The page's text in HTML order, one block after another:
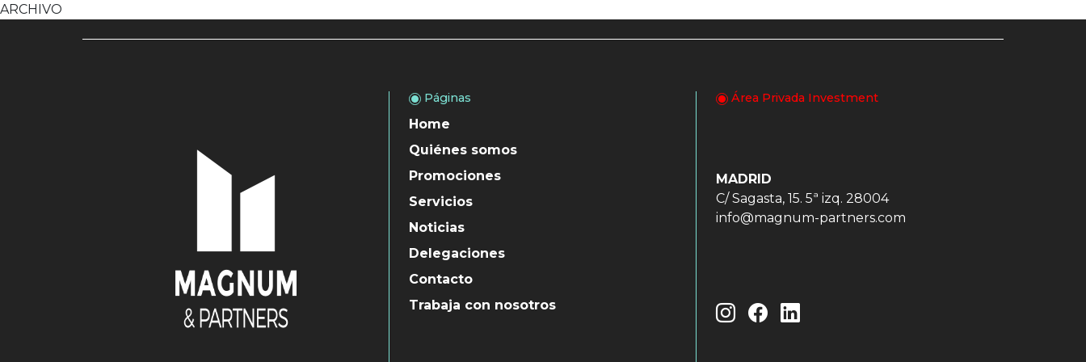
ARCHIVO
Páginas
Home
Quiénes somos
Promociones
Servicios
Noticias
Delegaciones
Contacto
Trabaja con nosotros
Área Privada Investment
MADRID
C/ Sagasta, 15. 5ª izq. 28004
info@magnum-partners.com